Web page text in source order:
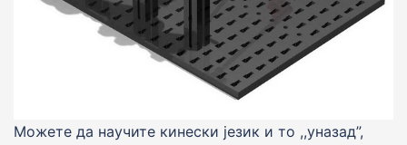
Можете да научите кинески jезик и то ,,уназад”,